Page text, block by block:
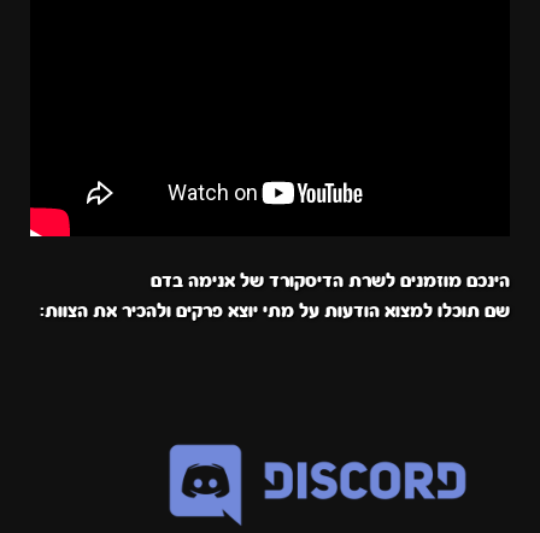
הינכם מוזמנים לשרת הדיסקורד של אנימה בדם
שם תוכלו למצוא הודעות על מתי יוצא פרקים ולהכיר את הצוות: